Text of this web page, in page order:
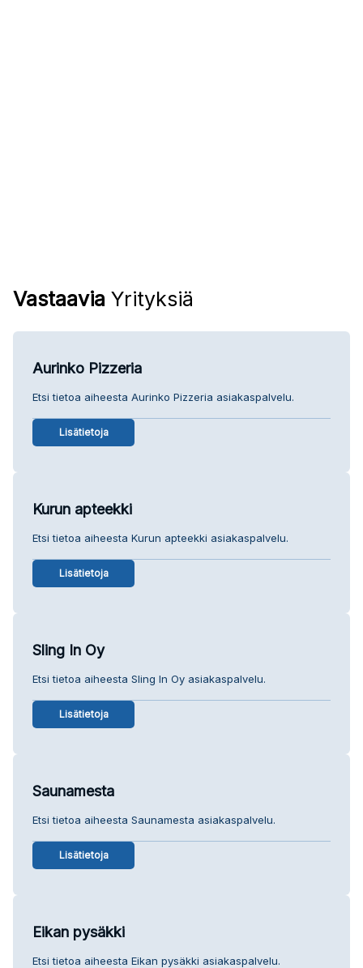
Vastaavia Yrityksiä
Aurinko Pizzeria
Etsi tietoa aiheesta Aurinko Pizzeria asiakaspalvelu.
Lisätietoja
Kurun apteekki
Etsi tietoa aiheesta Kurun apteekki asiakaspalvelu.
Lisätietoja
Sling In Oy
Etsi tietoa aiheesta Sling In Oy asiakaspalvelu.
Lisätietoja
Saunamesta
Etsi tietoa aiheesta Saunamesta asiakaspalvelu.
Lisätietoja
Eikan pysäkki
Etsi tietoa aiheesta Eikan pysäkki asiakaspalvelu.